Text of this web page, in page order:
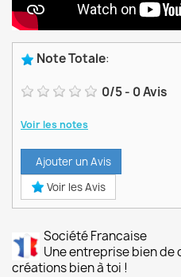
Note Totale:
0/5- 0Avis
Voir les notes
Ajouter un Avis
Voir les Avis
Société Francaise
Une entreprise bien de
créations bien à toi !